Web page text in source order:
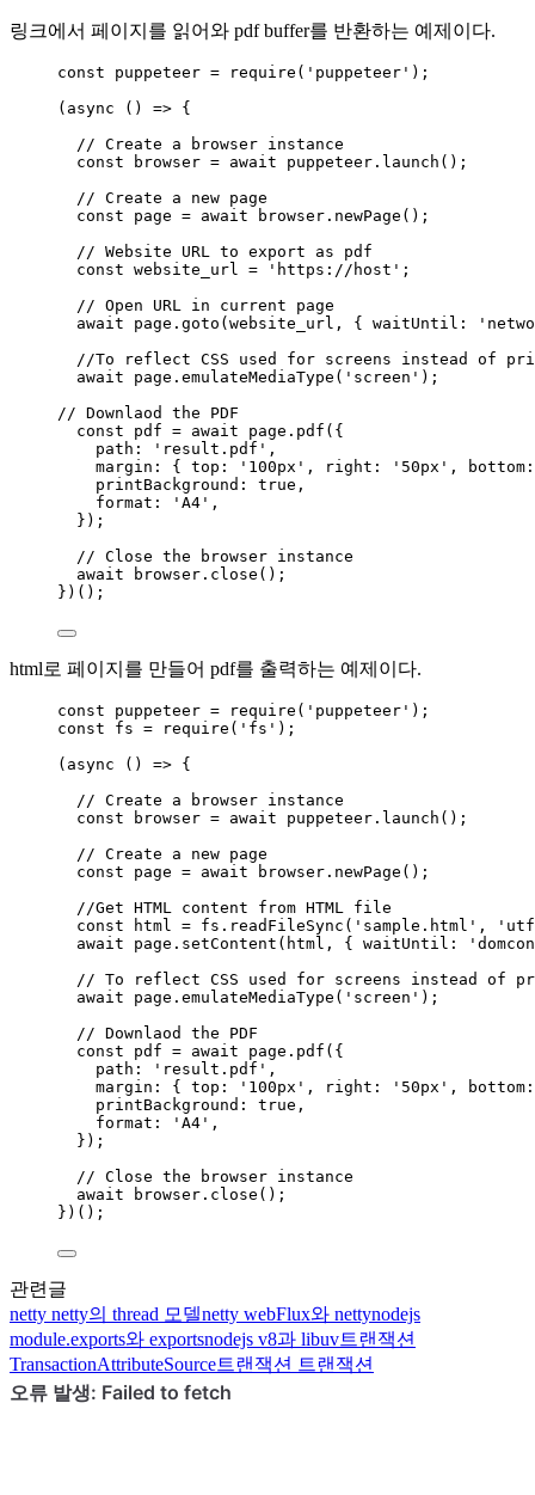
링크에서 페이지를 읽어와 pdf buffer를 반환하는 예제이다.
const puppeteer = require ( ' puppeteer ' );
( async () => {
// Create a browser instance
const
browser = await puppeteer . launch ();
// Create a new page
const page = await browser . newPage ();
// Website URL to export as pdf
const website_url = ' https://host ' ;
// Open URL in current page
await
page . goto ( website_url , { waitUntil: '
//To reflect CSS used for screens instead of
await
page . emulateMediaType ( ' screen ' );
// Downlaod the PDF
const pdf = await page . pdf ( {
path:
' result.pdf ' ,
margin: { top:
' 100px ' , right: ' 50px ' ,
printBackground: true ,
format:
' A4 ' ,
} );
// Close the browser instance
await
browser . close ();
})();
html로 페이지를 만들어 pdf를 출력하는 예제이다.
const puppeteer = require ( ' puppeteer ' );
const fs = require ( ' fs ' );
( async () => {
// Create a browser instance
const
browser = await puppeteer . launch ();
// Create a new page
const page = await browser . newPage ();
//Get HTML content from HTML file
const
html = fs . readFileSync ( ' sample.html ' , '
await
page . setContent ( html , { waitUntil: '
// To reflect CSS used for screens instead of
await
page . emulateMediaType ( ' screen ' );
// Downlaod the PDF
const pdf = await page . pdf ( {
path:
' result.pdf ' ,
margin: { top:
' 100px ' , right: ' 50px ' ,
printBackground: true ,
format:
' A4 ' ,
} );
// Close the browser instance
await
browser . close ();
})();
관련글
netty netty의 thread 모델netty webFlux와 nettynodejs
module.exports와 exportsnodejs v8과 libuv트랜잭션
TransactionAttributeSource트랜잭션 트랜잭션